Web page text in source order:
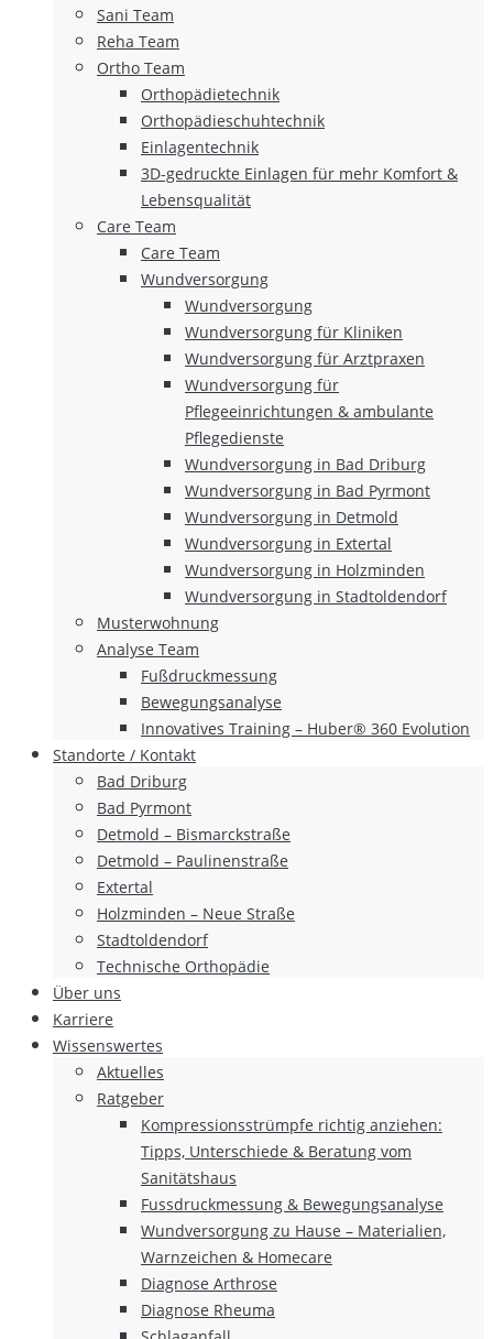
Sani Team
Reha Team
Ortho Team
Orthopädietechnik
Orthopädieschuhtechnik
Einlagentechnik
3D-gedruckte Einlagen für mehr Komfort &
Lebensqualität
Care Team
Care Team
Wundversorgung
Wundversorgung
Wundversorgung für Kliniken
Wundversorgung für Arztpraxen
Wundversorgung für
Pflegeeinrichtungen & ambulante
Pflegedienste
Wundversorgung in Bad Driburg
Wundversorgung in Bad Pyrmont
Wundversorgung in Detmold
Wundversorgung in Extertal
Wundversorgung in Holzminden
Wundversorgung in Stadtoldendorf
Musterwohnung
Analyse Team
Fußdruckmessung
Bewegungsanalyse
Innovatives Training – Huber® 360 Evolution
Standorte / Kontakt
Bad Driburg
Bad Pyrmont
Detmold – Bismarckstraße
Detmold – Paulinenstraße
Extertal
Holzminden – Neue Straße
Stadtoldendorf
Technische Orthopädie
Über uns
Karriere
Wissenswertes
Aktuelles
Ratgeber
Kompressionsstrümpfe richtig anziehen:
Tipps, Unterschiede & Beratung vom
Sanitätshaus
Fussdruckmessung & Bewegungsanalyse
Wundversorgung zu Hause – Materialien,
Warnzeichen & Homecare
Diagnose Arthrose
Diagnose Rheuma